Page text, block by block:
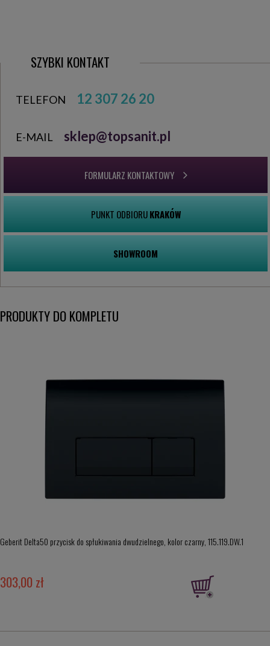
SZYBKI KONTAKT
TELEFON 12 307 26 20
E-MAIL sklep@topsanit.pl
FORMULARZ KONTAKTOWY
PUNKT ODBIORUKRAKÓW
SHOWROOM
PRODUKTY DO KOMPLETU
Geberit Delta50 przycisk do spłukiwania dwudzielnego, kolor czarny, 115.119.DW.1
303,00 zł